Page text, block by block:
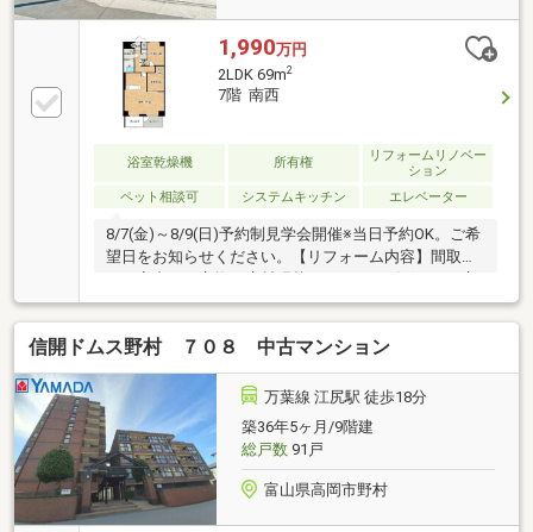
1,990万円
2LDK 69m2
7階 南西
浴室乾燥機 所有権
リフォームリノベー
ション
ペット相談可
システムキッチン エレベーター
8/7(金)～8/9(日)予約制見学会開催※当日予約OK。ご希
望日をお知らせください。【リフォーム内容】間取変
更、室内ドア交換、床材張替え、シューズボックス交
換、クロス張替え【おすすめポイント】・本物件は条
件により住宅ローン減税が適用されます。・お客様に
合わせたローンの組み方や金融機関をご提案。住宅ロ
ーンが初めての方でもお気軽にご相談ください。
信開ドムス野村 ７０８ 中古マンション
万葉線 江尻駅 徒歩18分
築36年5ヶ月/9階建
総戸数91戸
富山県高岡市野村